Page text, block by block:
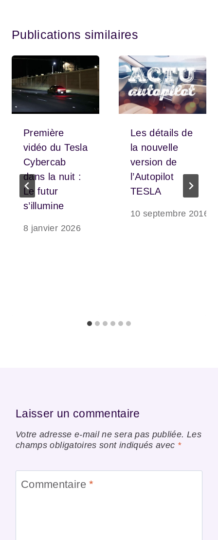
Publications similaires
Première
vidéo du Tesla
Cybercab
dans la nuit :
Le futur
s’illumine
8 janvier 2026
Les détails de
la nouvelle
version de
l’Autopilot
TESLA
10 septembre 2016
Laisser un commentaire
Votre adresse e-mail ne sera pas publiée. Les
champs obligatoires sont indiqués avec *
Commentaire*